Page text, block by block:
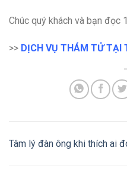
Chúc quý khách và bạn đọc
>> DỊCH VỤ THÁM TỬ TẠI
Tâm lý đàn ông khi thích ai